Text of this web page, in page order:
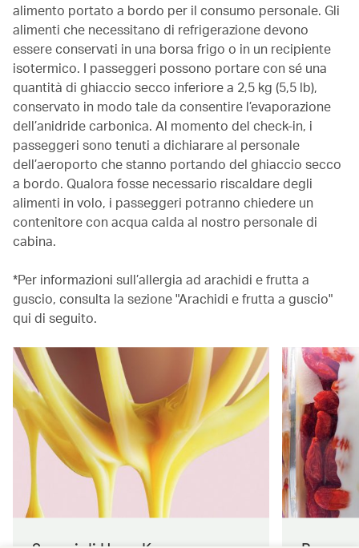
alimento portato a bordo per il consumo personale. Gli
alimenti che necessitano di refrigerazione devono
essere conservati in una borsa frigo o in un recipiente
isotermico. I passeggeri possono portare con sé una
quantità di ghiaccio secco inferiore a 2,5 kg (5,5 lb),
conservato in modo tale da consentire l’evaporazione
dell’anidride carbonica. Al momento del check-in, i
passeggeri sono tenuti a dichiarare al personale
dell’aeroporto che stanno portando del ghiaccio secco
a bordo. Qualora fosse necessario riscaldare degli
alimenti in volo, i passeggeri potranno chiedere un
contenitore con acqua calda al nostro personale di
cabina.
*Per informazioni sull’allergia ad arachidi e frutta a
guscio, consulta la sezione "Arachidi e frutta a guscio"
qui di seguito.